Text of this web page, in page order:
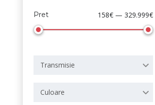
Pret 158€ — 329.999€
Transmisie
Culoare